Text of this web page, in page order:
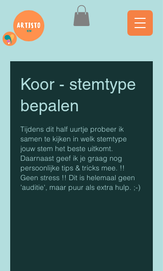
Koor - stemtype
bepalen
Tijdens dit half uurtje probeer ik
samen te kijken in welk stemtype
jouw stem het beste uitkomt.
Daarnaast geef ik je graag nog
persoonlijke tips & tricks mee. !!
Geen stress !! Dit is helemaal geen
'auditie', maar puur als extra hulp. ;-)